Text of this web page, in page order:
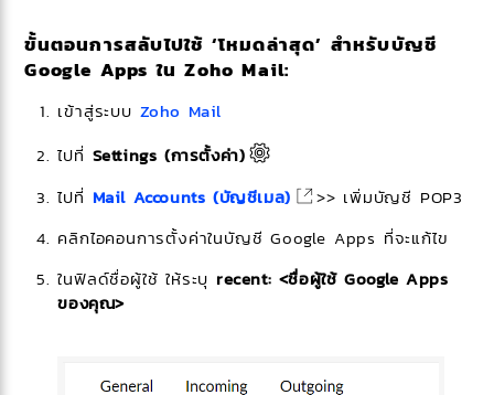
ขั้นตอนการสลับไปใช้ ‘โหมดล่าสุด’ สำหรับบัญชี
Google Apps ใน Zoho Mail:
เข้าสู่ระบบ Zoho Mail
ไปที่ Settings (การตั้งค่า)
ไปที่ Mail Accounts (บัญชีเมล)
>> เพิ่มบัญชี POP3
คลิกไอคอนการตั้งค่าในบัญชี Google Apps ที่จะแก้ไข
ในฟิลด์ชื่อผู้ใช้ ให้ระบุ recent: <ชื่อผู้ใช้ Google Apps
ของคุณ>